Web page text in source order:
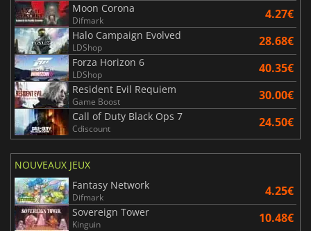
Moon Corona
Difmark 4.27€
Halo Campaign Evolved
LDShop 28.68€
Forza Horizon 6
LDShop 40.35€
Resident Evil Requiem
Game Boost 30.00€
Call of Duty Black Ops 7
Cdiscount 24.50€
NOUVEAUX JEUX
Fantasy Network
Difmark 4.25€
Sovereign Tower
Kinguin 10.48€